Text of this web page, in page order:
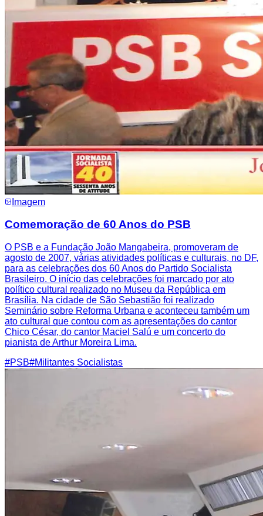
Imagem
Comemoração de 60 Anos do PSB
O PSB e a Fundação João Mangabeira, promoveram de
agosto de 2007, várias atividades políticas e culturais, no DF,
para as celebrações dos 60 Anos do Partido Socialista
Brasileiro. O início das celebrações foi marcado por ato
político cultural realizado no Museu da República em
Brasília. Na cidade de São Sebastião foi realizado
Seminário sobre Reforma Urbana e aconteceu também um
ato cultural que contou com as apresentações do cantor
Chico César, do cantor Maciel Salú e um concerto do
pianista de Arthur Moreira Lima.
#PSB#Militantes Socialistas